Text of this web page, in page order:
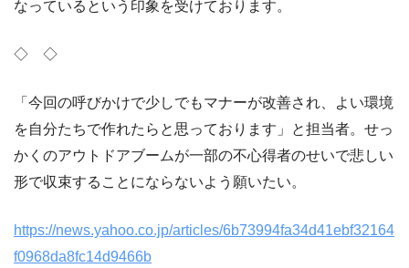
なっているという印象を受けております。
◇ ◇
「今回の呼びかけで少しでもマナーが改善され、よい環境
を自分たちで作れたらと思っております」と担当者。せっ
かくのアウトドアブームが一部の不心得者のせいで悲しい
形で収束することにならないよう願いたい。
https://news.yahoo.co.jp/articles/6b73994fa34d41ebf32164
f0968da8fc14d9466b